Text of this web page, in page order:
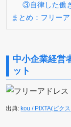
③自律した働
まとめ：フリー
中小企業経営
ット
出典: kou / PIXTA(ピク